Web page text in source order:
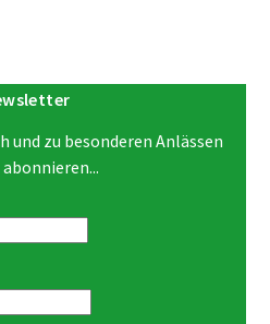
und zu besonderen Anlässen